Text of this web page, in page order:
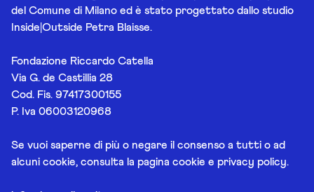
del Comune di Milano ed è stato progettato dallo studio
Inside|Outside Petra Blaisse.
Fondazione Riccardo Catella
Via G. de Castillia 28
Cod. Fis. 97417300155
P. Iva 06003120968
Se vuoi saperne di più o negare il consenso a tutti o ad
alcuni cookie, consulta la pagina cookie e privacy policy.